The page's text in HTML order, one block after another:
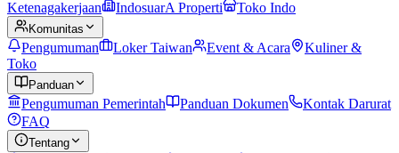
Ketenagakerjaan
IndosuarA Properti Toko Indo
Komunitas
Pengumuman Loker Taiwan Event & Acara
Kuliner &
Toko
Panduan
Pengumuman Pemerintah Panduan Dokumen
Kontak Darurat
FAQ
Tentang